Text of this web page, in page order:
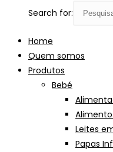
Search for:
Home
Quem somos
Produtos
Bebé
Leites
Papas